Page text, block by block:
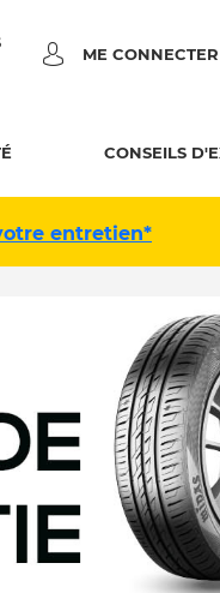
ME CONNECTER
CONSEILS
entretien*